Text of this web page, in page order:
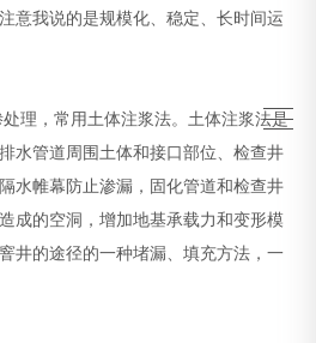
意我说的是规模化、稳定、长时间运
理，常用土体注浆法。土体注浆法是
水管道周围土体和接口部位、检查井
水帷幕防止渗漏，固化管道和检查井
成的空洞，增加地基承载力和变形模
井的途径的一种堵漏、填充方法，一